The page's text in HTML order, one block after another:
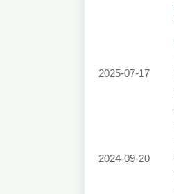
2025-07-17
2024-09-20